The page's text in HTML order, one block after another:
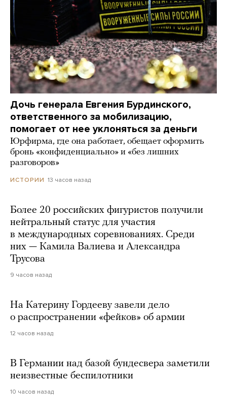
Дочь генерала Евгения Бурдинского,
ответственного за мобилизацию,
помогает от нее уклоняться за деньги
Юрфирма, где она работает, обещает оформить
бронь «конфиденциально» и «без лишних
разговоров»
ИСТОРИИ 13 часов назад
Более 20 российских фигуристов получили
нейтральный статус для участия
в международных соревнованиях. Среди
них — Камила Валиева и Александра
Трусова
9 часов назад
На Катерину Гордееву завели дело
о распространении «фейков» об армии
12 часов назад
В Германии над базой бундесвера заметили
неизвестные беспилотники
10 часов назад